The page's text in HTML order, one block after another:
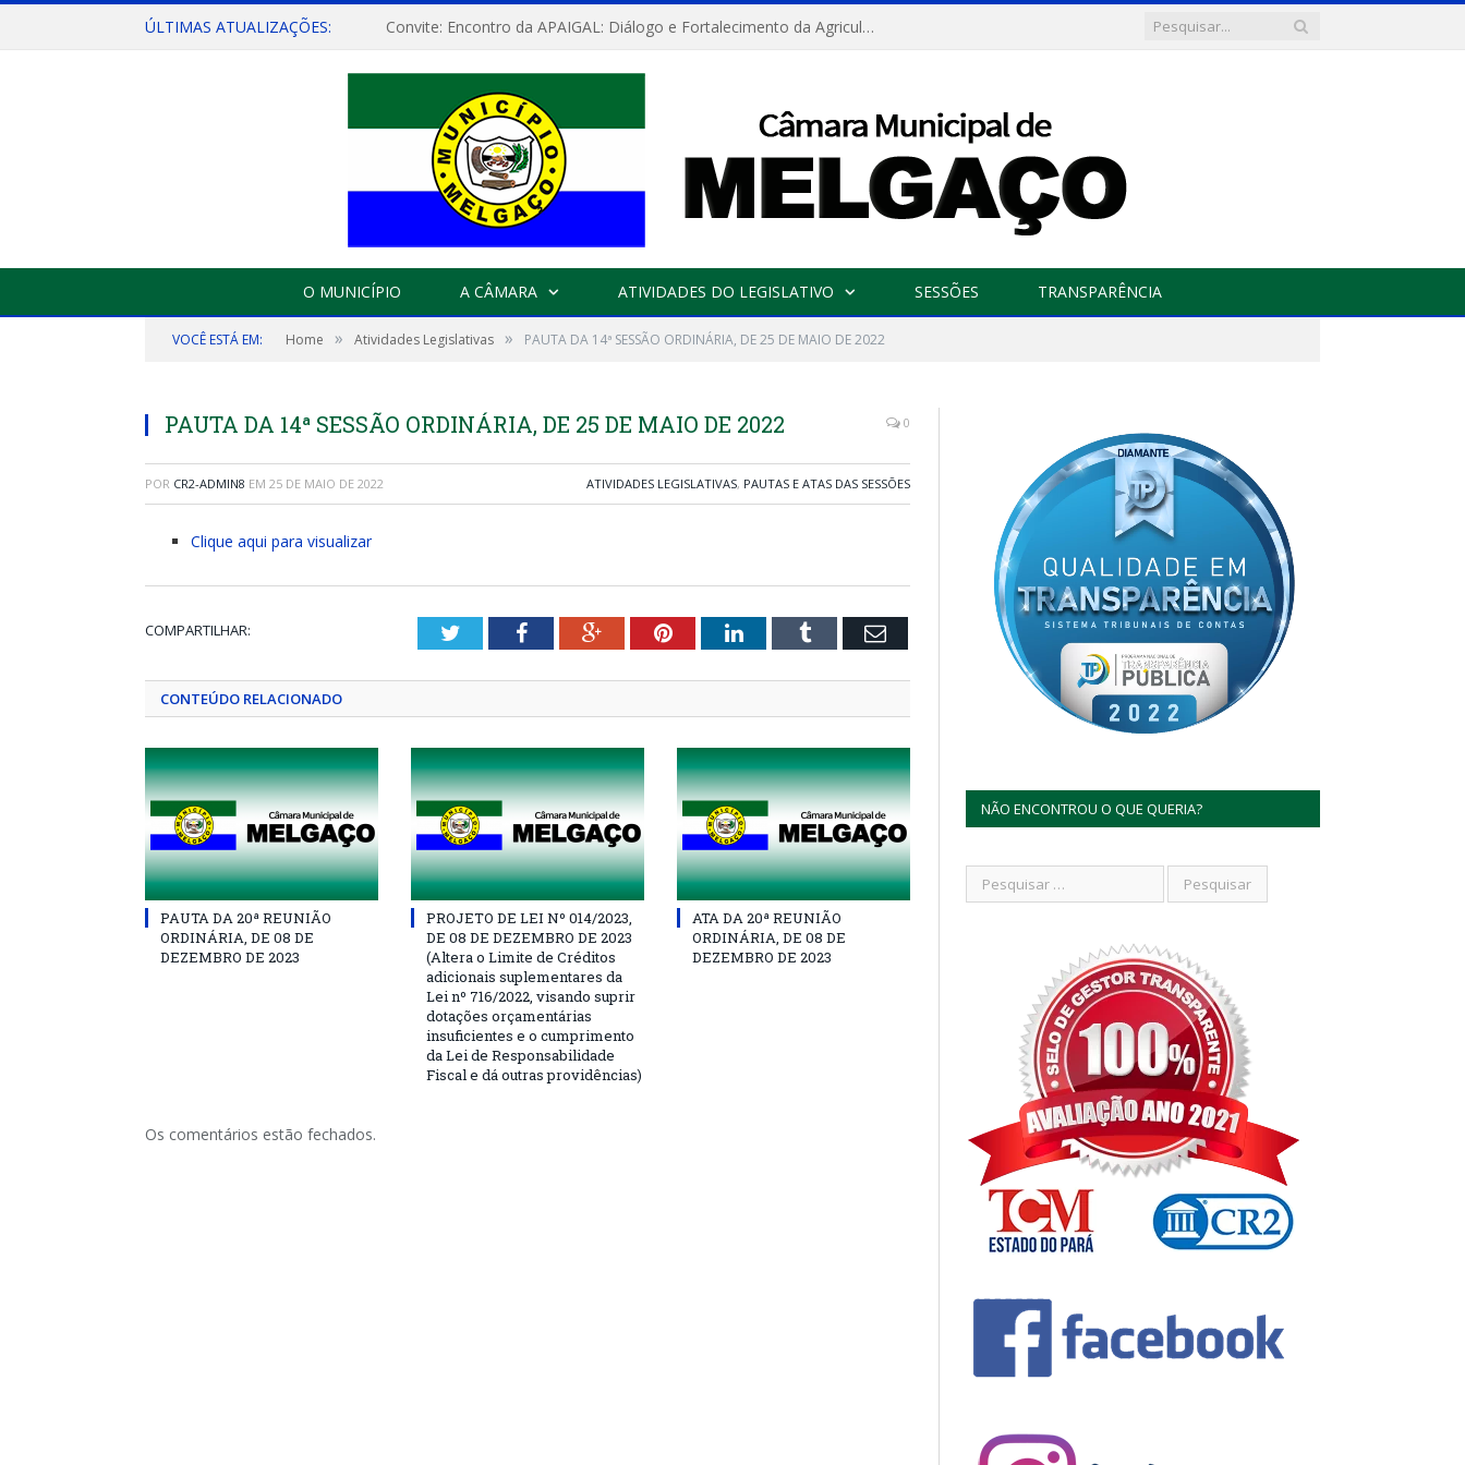
ÚLTIMAS ATUALIZAÇÕES: Convite: Encontro da APAIGAL: Diálogo e Fortalecimento da Agricultura Familiar
O MUNICÍPIO A CÂMARA ATIVIDADES DO LEGISLATIVO SESSÕES TRANSPARÊNCIA
VOCÊ ESTÁ EM: Home » Atividades Legislativas » PAUTA DA 14ª SESSÃO ORDINÁRIA, DE 25 DE MAIO DE 2022
PAUTA DA 14ª SESSÃO ORDINÁRIA, DE 25 DE MAIO DE 2022 0
POR CR2-ADMIN8 EM 25 DE MAIO DE 2022 ATIVIDADES LEGISLATIVAS, PAUTAS E ATAS DAS SESSÕES
Clique aqui para visualizar
COMPARTILHAR: TwitterFacebookGoogle+PinterestLinkedInTumblr Email
CONTEÚDO RELACIONADO
PAUTA DA 20ª REUNIÃO
ORDINÁRIA, DE 08 DE
DEZEMBRO DE 2023
PROJETO DE LEI Nº 014/2023,
DE 08 DE DEZEMBRO DE 2023
(Altera o Limite de Créditos
adicionais suplementares da
Lei nº 716/2022, visando suprir
dotações orçamentárias
insuficientes e o cumprimento
da Lei de Responsabilidade
Fiscal e dá outras providências)
ATA DA 20ª REUNIÃO
ORDINÁRIA, DE 08 DE
DEZEMBRO DE 2023
Os comentários estão fechados.
NÃO ENCONTROU O QUE QUERIA?